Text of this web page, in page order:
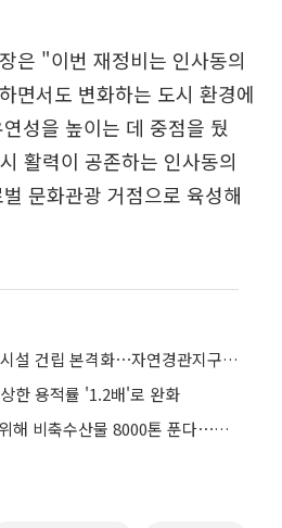
은 "이번 재정비는 인사동의
면서도 변화하는 도시 환경에
성을 높이는 데 중점을 뒀
활력이 공존하는 인사동의
문화관광 거점으로 육성해
테헤란로 관광호텔·업무시설 건립 본격화⋯자연경관지구 규제 완화도 추진
한 용적률 '1.2배'로 완화
정부, 어한기 물가 안정 위해 비축수산물 8000톤 푼다⋯역대 최대